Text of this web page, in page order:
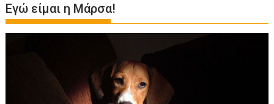
Εγώ είμαι η Μάρσα!